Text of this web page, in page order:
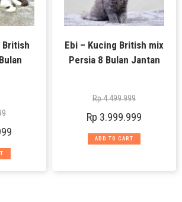
British
Ebi – Kucing British mix
Persia 8 Bulan Jantan
Rp4.499.999
Rp 3.999.999
ADD TO CART